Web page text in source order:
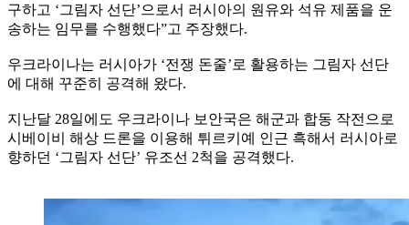
구하고 ‘그림자 선단’으로서 러시아의 원유와 석유 제품을 운
송하는 임무를 수행했다”고 주장했다.
우크라이나는 러시아가 ‘전쟁 돈줄’로 활용하는 그림자 선단
에 대해 꾸준히 공격해 왔다.
지난달 28일에도 우크라이나 보안국은 해군과 합동 작전으로
시베이비 해상 드론을 이용해 튀르키예 인근 흑해서 러시아로
향하던 ‘그림자 선단’ 유조선 2척을 공격했다.